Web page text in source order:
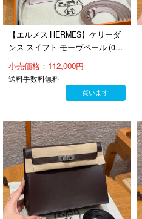
【エルメス HERMES】ケリーダ
ンス スイフト モーヴペール (09)
シルバー金具（100％手縫）
小売価格：112,000円
送料手数料無料
買います